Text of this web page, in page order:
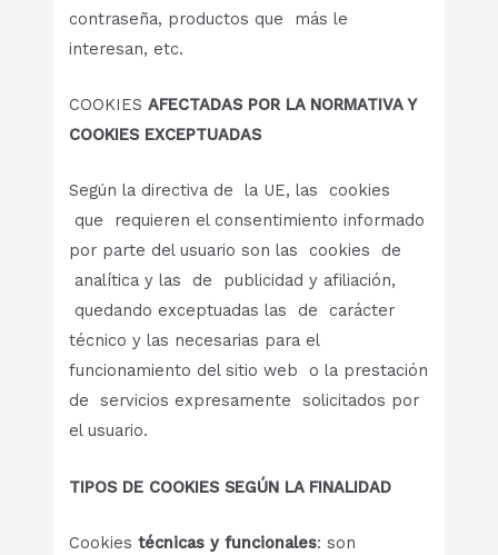
contraseña, productos que más le
interesan, etc.
COOKIESAFECTADAS POR LA NORMATIVA Y
COOKIES EXCEPTUADAS
Según la directiva de la UE, las cookies
que requieren el consentimiento informado
por parte del usuario son las cookies de
analítica y las de publicidad y afiliación,
quedando exceptuadas las de carácter
técnico y las necesarias para el
funcionamiento del sitio web o la prestación
de servicios expresamente solicitados por
el usuario.
TIPOS DE COOKIES SEGÚN LA FINALIDAD
Cookiestécnicasy funcionales: son